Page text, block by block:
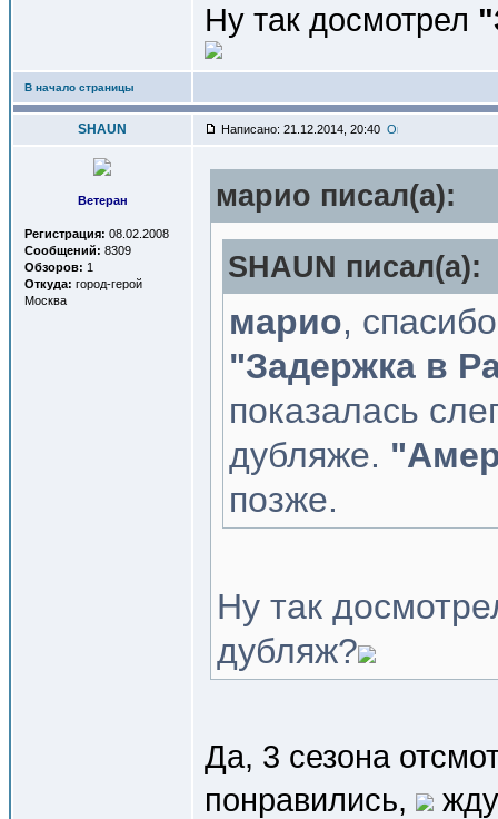
Ну так досмотрел
В начало страницы
SHAUN Написано: 21.12.2014, 20:40
Ветеран
Регистрация: 08.02.2008
Сообщений: 8309
Обзоров: 1
Откуда: город-герой
Москва
марио писал(a):
SHAUN писал(a):
марио,
"Задержка в
показалась
дубляже.
позже.
Ну так
дубляж?
Да, 3 сезона
понравились,